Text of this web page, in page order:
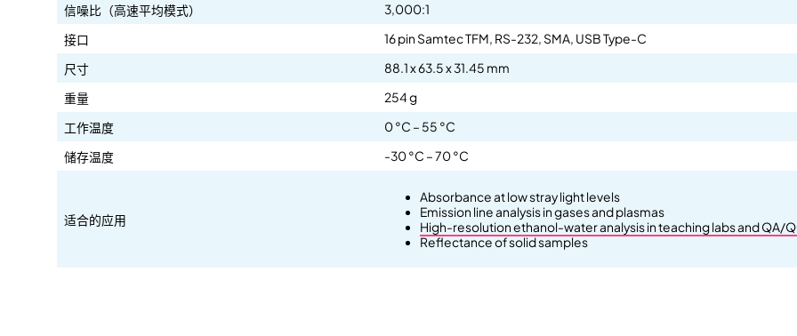
信噪比（高速平均模式）
3,000:1
接口
16 pin Samtec TFM, RS-232, SMA, USB Type-C
尺寸
88.1 x 63.5 x 31.45 mm
重量
254 g
工作温度
0 °C – 55 °C
储存温度
-30 °C – 70 °C
适合的应用
Absorbance at low stray light levels
Emission line analysis in gases and plasmas
High-resolution ethanol-water analysis in teaching labs and QA/
Reflectance of solid samples